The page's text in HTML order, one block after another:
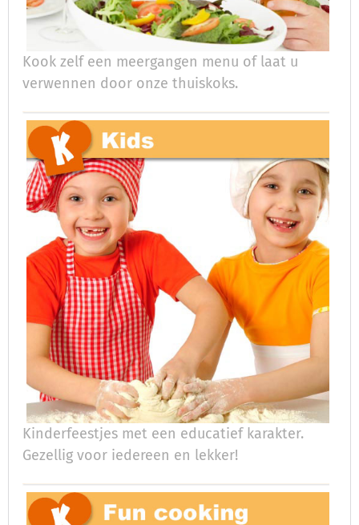
Kook zelf een meergangen menu of laat u
verwennen door onze thuiskoks.
Kinderfeestjes met een educatief karakter.
Gezellig voor iedereen en lekker!